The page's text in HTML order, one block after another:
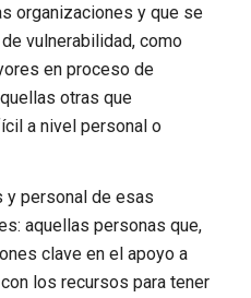
organizaciones y que se
vulnerabilidad, como
en proceso de
otras que
a nivel personal o
y personal de esas
aquellas personas que,
clave en el apoyo a
los recursos para tener